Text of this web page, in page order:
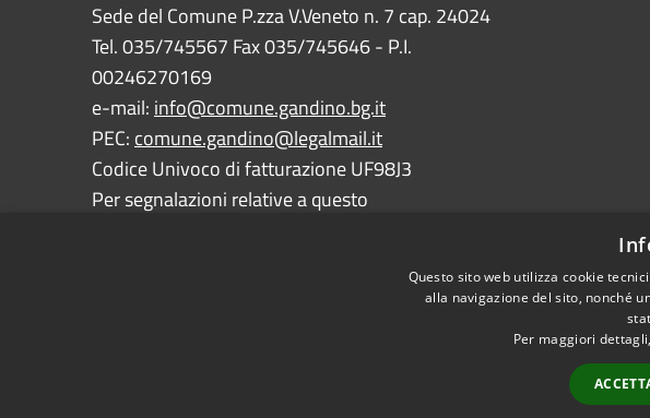
Sede del Comune P.zza V.Veneto n. 7 cap. 24024
Tel. 035/745567 Fax 035/745646 - P.I.
00246270169
e-mail: info@comune.gandino.bg.it
PEC: comune.gandino@legalmail.it
Codice Univoco di fatturazione UF98J3
Per segnalazioni relative a questo
Credits
Questo sito web utilizza cookie
alla navigazione del sito, nonché
Per maggiori